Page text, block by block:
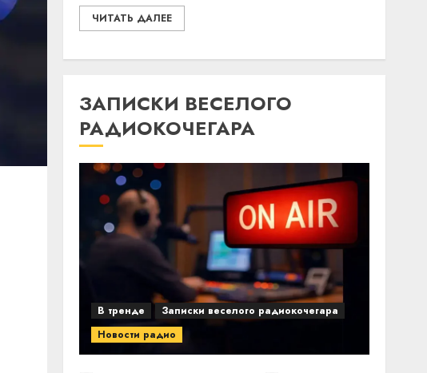
ЧИТАТЬ ДАЛЕЕ
ЗАПИСКИ ВЕСЕЛОГО
РАДИОКОЧЕГАРА
В тренде
Записки веселого радиокочегара
Новости радио